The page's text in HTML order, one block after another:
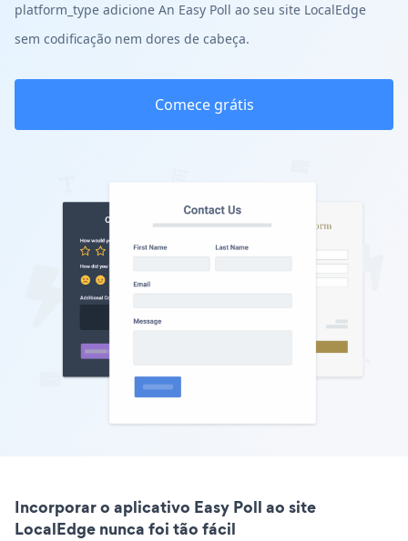
platform_type adicione An Easy Poll ao seu site LocalEdge
sem codificação nem dores de cabeça.
Comece grátis
Incorporar o aplicativo Easy Poll ao site
LocalEdge nunca foi tão fácil